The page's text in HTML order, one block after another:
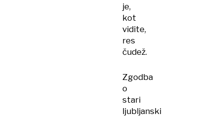
je,
kot
vidite,
res
čudež.
Zgodba
o
stari
ljubljanski